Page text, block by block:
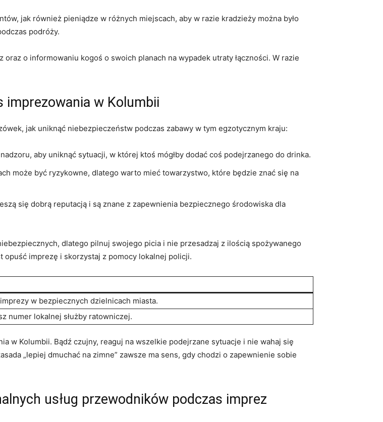
jak również pieniądze⁢ w różnych​ miejscach, aby w razie kradzieży można było
⁢podróży.
o ⁤informowaniu⁤ kogoś o swoich ⁤planach na wypadek utraty ‌łączności. W razie
imprezowania w ​Kolumbii
jak uniknąć niebezpieczeństw podczas zabawy w tym egzotycznym kraju:
aby ⁢uniknąć sytuacji, w której ktoś mógłby dodać⁢ coś podejrzanego do drinka.
może być ryzykowne, dlatego warto mieć towarzystwo, które będzie‍ znać się na
się dobrą reputacją i są​ znane z zapewnienia bezpiecznego środowiska dla
dlatego ⁤pilnuj swojego picia i nie‌ przesadzaj z‌ ilością ‍spożywanego
imprezę i⁣ skorzystaj z​ pomocy lokalnej⁤ policji.
w bezpiecznych dzielnicach miasta.
numer lokalnej służby ratowniczej.
​w Kolumbii.⁢ Bądź⁤ czujny, reaguj na⁢ wszelkie⁣ podejrzane sytuacje i nie wahaj się⁢
„lepiej dmuchać​ na zimne” zawsze ma sens, gdy ⁤chodzi o‍ zapewnienie sobie
usług przewodników podczas‍ imprez